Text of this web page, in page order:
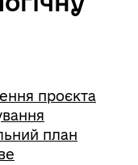
проєкта
план